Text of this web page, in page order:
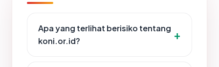
Apa yang terlihat berisiko tentang
koni.or.id?